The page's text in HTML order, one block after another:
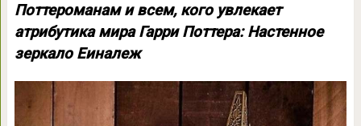
Поттероманам и всем, кого увлекает
атрибутика мира Гарри Поттера: Настенное
зеркало Еиналеж